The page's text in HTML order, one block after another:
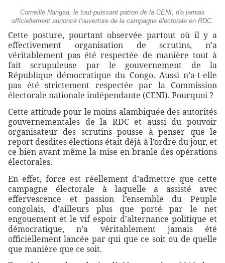
Corneille Nangaa, le tout-puissant patron de la CENI, n'a jamais
officiellement annoncé l'ouverture de la campagne électorale en RDC.
Cette posture, pourtant observée partout où il y a
effectivement organisation de scrutins, n’a
véritablement pas été respectée de manière tout à
fait scrupuleuse par le gouvernement de la
République démocratique du Congo. Aussi n’a-t-elle
pas été strictement respectée par la Commission
électorale nationale indépendante (CENI). Pourquoi ?
Cette attitude pour le moins alambiquée des autorités
gouvernementales de la RDC et aussi du pouvoir
organisateur des scrutins pousse à penser que le
report desdites élections était déjà à l’ordre du jour, et
ce bien avant même la mise en branle des opérations
électorales.
En effet, force est réellement d’admettre que cette
campagne électorale à laquelle a assisté avec
effervescence et passion l’ensemble du Peuple
congolais, d’ailleurs plus que porté par le net
engouement et le vif espoir d’alternance politique et
démocratique, n’a véritablement jamais été
officiellement lancée par qui que ce soit ou de quelle
que manière que ce soit.